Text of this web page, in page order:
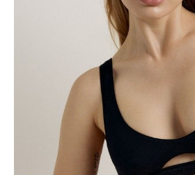
· u dołu szeroka, elastyczna koronka,
· lekka tkanina bawełniana najwyższej
· zachowanie kształtu i koloru po
zastosowaniu się do zaleceń pielęgnacyjnych,
· efektowna i wygodna bielizna.
1008021110070588
bawełna 95%, elastan 5%
Udostępnij produkt
Podmiot odpowiedzialny
EuroTrade Tex Sp z o.o.
Św. Teresy 91
91-341, Łódź, Polska
+48 500-503-636
info@conteshop.pl
Ten produkt nie ma pytań Możesz zadać